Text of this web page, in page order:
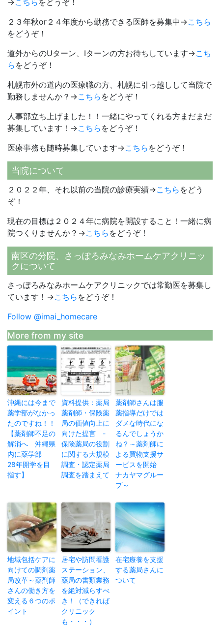
２３年秋or２４年度から勤務できる医師を募集中→こちら
をどうぞ！
道外からのUターン、Iターンの方お待ちしています→こち
ら をどうぞ！
札幌市外の道内の医療職の方、札幌に引っ越しして当院で
勤務しませんか？→こちら をどうぞ！
人事部立ち上げました！！一緒にやってくれる方まだまだ
募集しています！→こちら をどうぞ！
医療事務も随時募集しています→こちら をどうぞ！
当院について
２０２２年、それ以前の当院の診療実績→こちら をどう
ぞ！
現在の目標は２０２４年に病院を開設すること！一緒に病
院つくりませんか？→こちら をどうぞ！
南区の分院、さっぽろみなみホームケアクリニッ
クについて
さっぽろみなみホームケアクリニックでは常勤医を募集し
ています！→こちら をどうぞ！
Follow @imai_homecare
More from my site
沖縄には今まで
薬学部がなかっ
たのですね！！
【薬剤師不足の
解消へ 沖縄県
内に薬学部
28年開学を目
指す】
資料提供：薬局
薬剤師・保険薬
局の価値向上に
向けた提言 -
保険薬局の役割
に関する大規模
調査・認定薬局
調査を踏まえて
薬剤師さんは服
薬指導だけでは
ダメな時代にな
るんでしょうか
ね？～薬剤師に
よる買物支援サ
ービスを開始
ナカヤマグルー
プ～
地域包括ケアに
向けての調剤薬
局改革～薬剤師
さんの働き方を
変える６つのポ
イント
居宅や訪問看護
ステーション、
薬局の書類業務
を絶対減らすべ
き！（できれば
クリニック
も・・・）
在宅療養を支援
する薬局さんに
ついて